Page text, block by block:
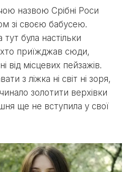
назвою Срібні Роси
зі своєю бабусею.
була настільки
приїжджав сюди,
від місцевих пейзажів.
з ліжка ні світ ні зоря,
золотити верхівки
ще не вступила у свої